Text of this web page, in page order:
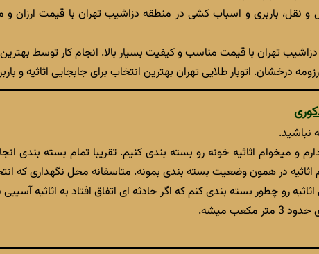
نقل، باربری و اسباب کشی در منطقه دزاشیب تهران با قیمت ارزان
رزومه درخشان. اتوبار طلایی تهران بهترین انتخاب برای جابجایی اثاثیه و
و میخوام اثاثیه خونه رو بسته بندی کنیم. تقریبا تمام بسته بندی
رو چطور بسته بندی کنم که اگر حادثه ای اتفاق افتاد به اثاثیه
میشه.